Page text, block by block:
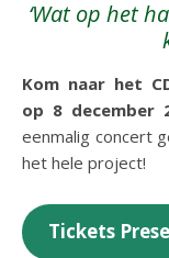
‘Wat op het hart wil werken moet uit het hart
Kom naar het
op 8 december
eenmalig concert
het hele project!
Tickets